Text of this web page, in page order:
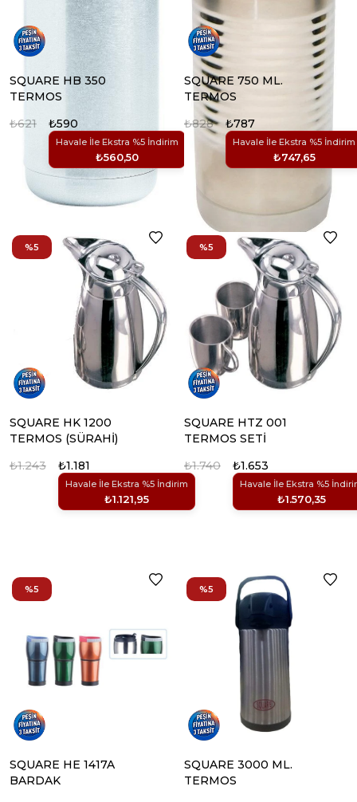
SQUARE HB 350
TERMOS
₺590
Havale İle Ekstra %5 İndirim
₺560,50
₺621
SQUARE 750 ML.
TERMOS
₺787
Havale İle Ekstra %5 İndirim
₺747,65
₺828
SQUARE HK 1200
TERMOS (SÜRAHİ)
₺1.181
Havale İle Ekstra %5 İndirim
₺1.121,95
₺1.243
%5
SQUARE HTZ 001
TERMOS SETİ
₺1.653
Havale İle Ekstra %5
₺1.570,35
₺1.740
%5
SQUARE HE 1417A
BARDAK
%5
SQUARE 3000 ML.
TERMOS
%5